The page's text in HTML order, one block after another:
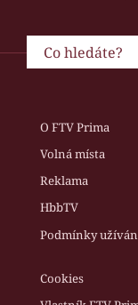
O FTV Prima
Volná místa
Reklama
HbbTV
Podmínky
Cookies